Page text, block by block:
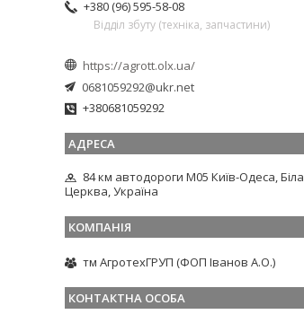
+380 (96) 595-58-08
Відділ збуту (техніка, запчастини)
https://agrott.olx.ua/
0681059292@ukr.net
+380681059292
84 км автодороги М05 Київ-Одеса, Біла
Церква, Україна
тм АгротехГРУП (ФОП Іванов А.О.)